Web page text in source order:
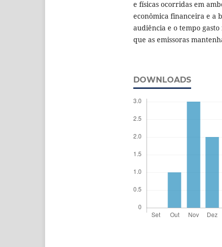
e físicas ocorridas em
econômica financeira e a
audiência e o tempo
que as emissoras
DOWNLOADS